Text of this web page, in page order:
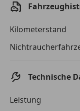
Monatliche
Die tatsächlichen
Jahre. Zinsspanne
Kilometerstand
Technische
Leistung